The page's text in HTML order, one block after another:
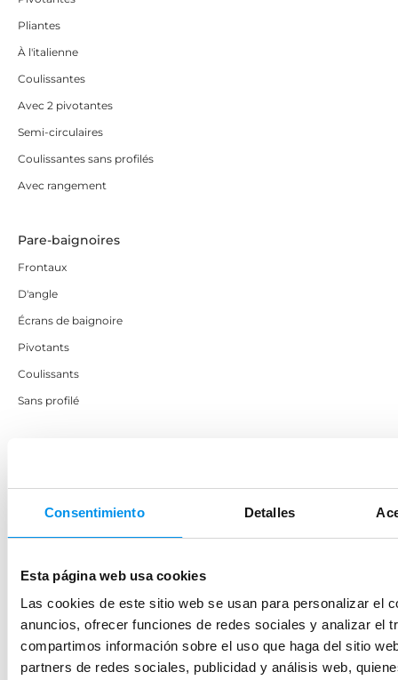
Consentimiento Detalles
Esta página web usa cookies
Las cookies de este sitio web se usan para personalizar el
anuncios, ofrecer funciones de redes sociales y analizar el
compartimos información sobre el uso que haga del sitio
partners de redes sociales, publicidad y análisis web,
Pliantes
À l'italienne
Coulissantes
Avec 2 pivotantes
Semi-circulaires
Coulissantes sans profilés
Avec rangement
Pare-baignoires
Frontaux
D'angle
Écrans de baignoire
Pivotants
Coulissants
Sans profilé
Doré
Économiques avec profilé noir